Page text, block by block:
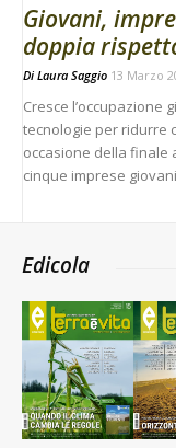
Giovani,
doppia
Di Laura Saggio 13 Marzo
Cresce l’occupazione
tecnologie per ridurre
occasione della finale
cinque imprese giovani
Edicola